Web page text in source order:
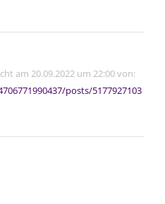
am 20.09.2022 um 22:00 von:
posts/5177927103